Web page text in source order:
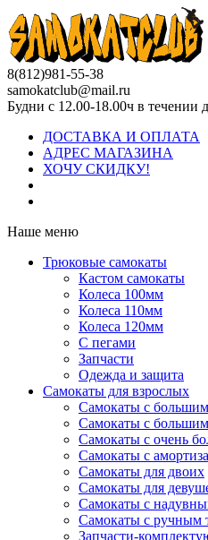
8(812)981-55-38
samokatclub@mail.ru
Будни с 12.00-18.00ч в течении
ДОСТАВКА И ОПЛАТА
АДРЕС МАГАЗИНА
ХОЧУ СКИДКУ!
Наше меню
Трюковые самокаты
Кастом самокаты
Колеса 100мм
Колеса 110мм
Колеса 120мм
С пегами
Запчасти
Одежда и защита
Самокаты для взрослых
Самокаты с
Самокаты с
Самокаты с очень
Самокаты с
Самокаты для двоих
Самокаты для
Самокаты с
Самокаты с ручным
Запчасти-